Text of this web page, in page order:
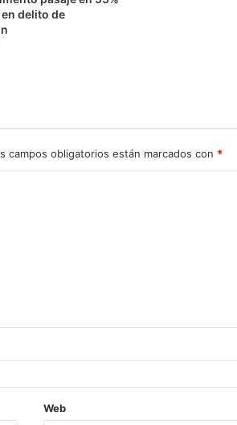
delito de
campos obligatorios están marcados con *
Web